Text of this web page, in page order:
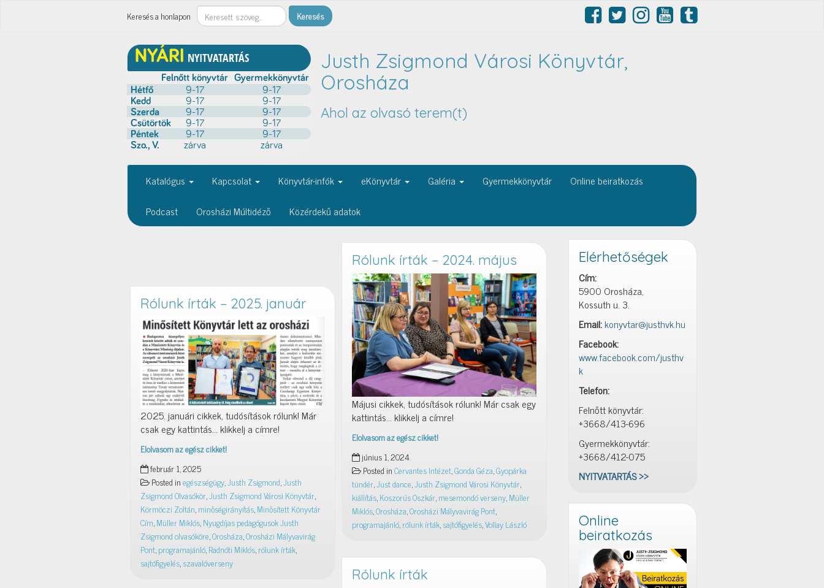
Keresés a honlapon Keresés
Justh Zsigmond Városi Könyvtár,
Orosháza
Ahol az olvasó terem(t)
Katalógus Kapcsolat Könyvtár-infók eKönyvtár Galéria Gyermekkönyvtár
Online beiratkozás
Podcast
Orosházi Múltidéző Közérdekű adatok
Rólunk írták – 2025. január
2025. januári cikkek, tudósítások rólunk! Már
csak egy kattintás… klikkelj a címre!
Elolvasom az egész cikket!
Rólunk
írták
–
2025.
január
február 1, 2025
Posted inegészségügy,Justh Zsigmond,Justh
Zsigmond Olvasókör,Justh Zsigmond Városi Könyvtár,
Körmöczi Zoltán,minőségirányítás,Minősített Könyvtár
Cím,Müller Miklós,Nyugdíjas pedagógusok Justh
Zsigmond olvasóköre,Orosháza,Orosházi Mályvavirág
Pont,programajánló,Radnóti Miklós,rólunk írták,
sajtófigyelés,szavalóverseny
Rólunk írták – 2024. május
Májusi cikkek, tudósítások rólunk! Már csak egy
kattintás… klikkelj a címre!
Elolvasom az egész cikket!
Rólunk
írták
–
2024.
május
június 1, 2024
Posted inCervantes Intézet,Gonda Géza,Gyopárka
tündér,Just dance,Justh Zsigmond Városi Könyvtár,
kiállítás,Koszorús Oszkár,mesemondó verseny,Müller
Miklós,Orosháza,Orosházi Mályvavirág Pont,
programajánló,rólunk írták,sajtófigyelés,Vollay László
Rólunk írták
Elérhetőségek
Cím:
5900 Orosháza,
Kossuth u. 3.
Email:konyvtar@justhvk.hu
Facebook:
www.facebook.com/justhv
k
Telefon:
Felnőtt könyvtár:
+3668/413-696
Gyermekkönyvtár:
+3668/412-075
NYITVATARTÁS >>
Online
beiratkozás